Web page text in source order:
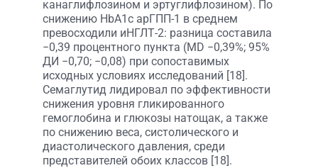
канаглифлозином и эртуглифлозином). По
снижению HbA1c арГПП-1 в среднем
превосходили иНГЛТ-2: разница составила
−0,39 процентного пункта (MD −0,39%; 95%
ДИ −0,70; −0,08) при сопоставимых
исходных условиях исследований [18].
Семаглутид лидировал по эффективности
снижения уровня гликированного
гемоглобина и глюкозы натощак, а также
по снижению веса, систолического и
диастолического давления, среди
представителей обоих классов [18].